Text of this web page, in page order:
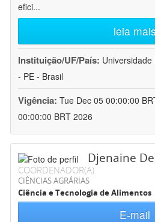
efici...
leia mais
Instituição/UF/País:
- PE - Brasil
Vigência: Tue Dec 05 00:00:00
00:00:00 BRT 2026
Djenaine
COORDENADOR(A)
CIÊNCIAS AGRÁRIAS
Ciência e Tecnologia de Alimentos
E-mail